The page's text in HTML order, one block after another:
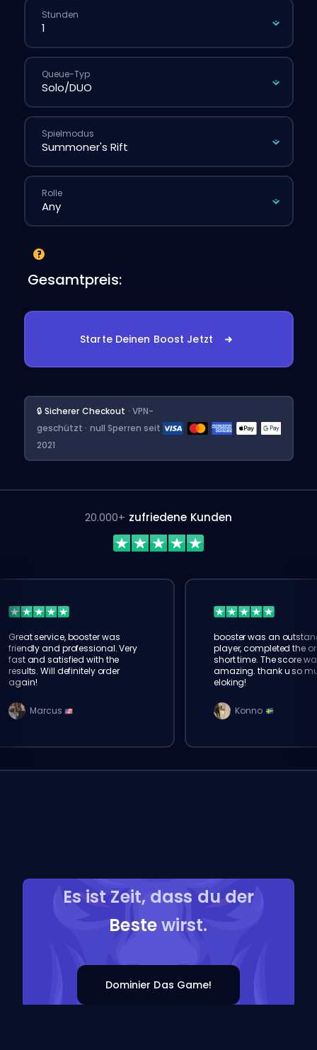
Stunden
Queue-Typ
Spielmodus
Rolle
Gesamtpreis:
Starte Deinen Boost Jetzt
🔒 Sicherer Checkout · VPN-
geschützt · null Sperren seit
2021
20.000+ zufriedene Kunden
Great service, booster was
friendly and professional. Very
fast and satisfied with the
results. Will definitely order
again!
Marcus
booster was an
player, completed the
short time. The score
amazing. thank u so
eloking!
Konno
Es ist Zeit, dass du der
Bestewirst.
Dominier Das Game!